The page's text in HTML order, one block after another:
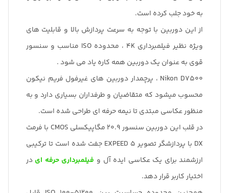
به خود جلب کرده است.
از این دوربین با توجه به سرعت پردازش بالا و قابلیت های
ویژه نظیر فیلمبرداری 4K ، محدوده ISO مناسب و سنسور
قوی به عنوان یک دوربین همه کاره یاد می شود .
Nikon D7500 ، پرچمدار دوربین های غیرفول فریم نیکون
محسوب میشود که متقاضیان و طرفداران بسیاری دارد و به
منظور عکاسی مبتدی تا نیمه حرفه ای طراحی شده است.
در قلب این دوربین سنسور 20.9 مگاپیکسلی CMOS با فرمت
DX با پردازشگر تصویر EXPEED 5 جفت شده است تا ترکیبی
ارزشمند برای یک عکاسی ایده آل و فیلمبرداری حرفه ای در
اختیار کاربر قرار دهد.